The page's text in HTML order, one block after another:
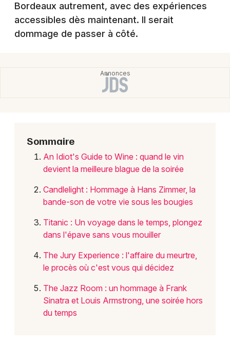
Actualités en Aquitaine
Actualités en Nouvelle-Aquitaine
Newsletter des sorties
Actus à Bordeaux
Magazine à Bordeaux
33 - Gironde
Bordeaux autrement, avec des expériences
accessibles dès maintenant. Il serait
dommage de passer à côté.
Sommaire
An Idiot's Guide to Wine : quand le vin
devient la meilleure blague de la soirée
Candlelight : Hommage à Hans Zimmer, la
bande-son de votre vie sous les bougies
Titanic : Un voyage dans le temps, plongez
dans l'épave sans vous mouiller
The Jury Experience : l'affaire du meurtre,
le procès où c'est vous qui décidez
The Jazz Room : un hommage à Frank
Sinatra et Louis Armstrong, une soirée hors
du temps